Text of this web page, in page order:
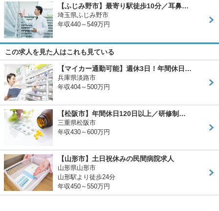
【ふじみ野市】最寄り駅徒歩10分／耳鼻…
埼玉県ふじみ野市
年収440～549万円
この求人を見た人はこれも見ている
【マイカー通勤可能】週休3日！年間休日…
兵庫県淡路市
年収404～500万円
【松阪市】年間休日120日以上／研修制…
三重県松阪市
年収430～600万円
【山形市】土日祝休みの民間病院求人
山形県山形市
山形駅より徒歩24分
年収450～550万円